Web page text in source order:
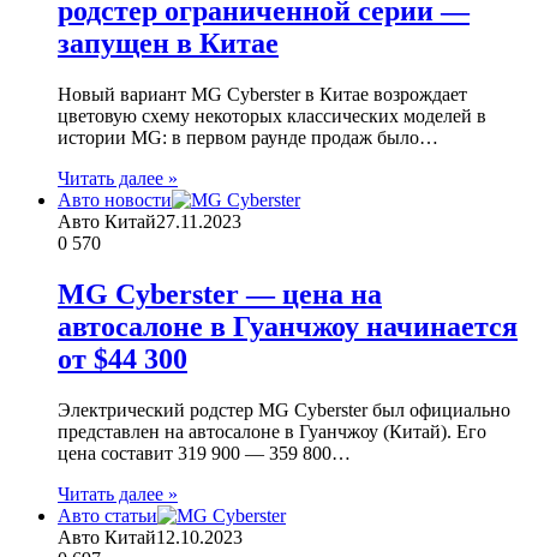
родстер ограниченной серии —
запущен в Китае
Новый вариант MG Cyberster в Китае возрождает
цветовую схему некоторых классических моделей в
истории MG: в первом раунде продаж было…
Читать далее »
Авто новости
Авто Китай27.11.2023
0 570
MG Cyberster — цена на
автосалоне в Гуанчжоу начинается
от $44 300
Электрический родстер MG Cyberster был официально
представлен на автосалоне в Гуанчжоу (Китай). Его
цена составит 319 900 — 359 800…
Читать далее »
Авто статьи
Авто Китай12.10.2023